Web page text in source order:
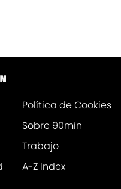
Política de Cookies
Sobre 90min
Trabajo
A-Z Index